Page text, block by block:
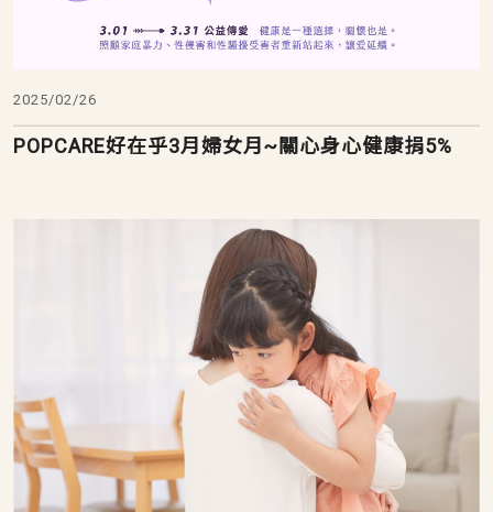
2025/02/26
POPCARE好在乎3月婦女月~關心身心健康捐5%